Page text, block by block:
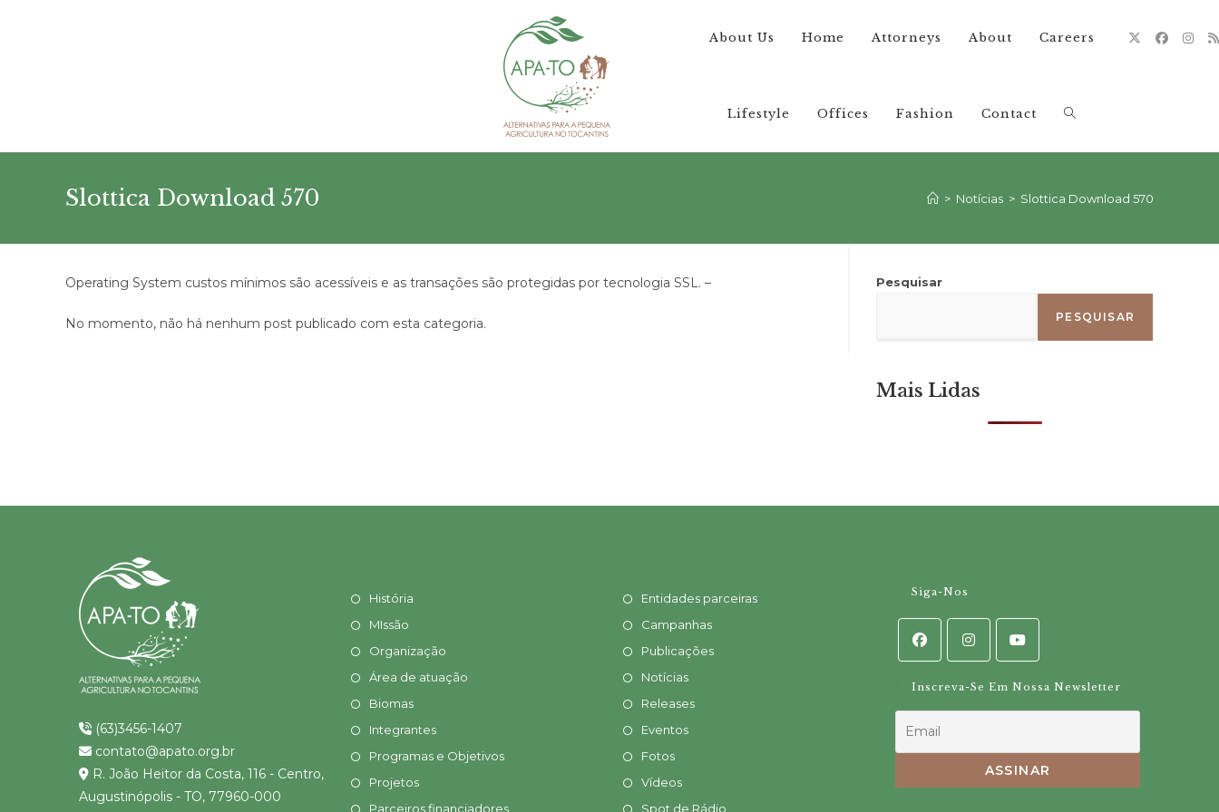
About Us Home Attorneys About Careers
Lifestyle Offices Fashion Contact Alternar
pesquisa
site
Slottica Download 570 > Notícias > Slottica Download 570
Operating System custos mínimos são acessíveis e as transações são protegidas por tecnologia SSL. –
No momento, não há nenhum post publicado com esta categoria.
Pesquisar
PESQUISAR
Mais Lidas
(63)3456-1407
contato@apato.org.br
R. João Heitor da Costa, 116 - Centro,
Augustinópolis - TO, 77960-000
História
MIssão
Organização
Área de atuação
Biomas
Integrantes
Programas e Objetivos
Projetos
Parceiros financiadores
Entidades parceiras
Campanhas
Publicações
Notícias
Releases
Eventos
Fotos
Vídeos
Spot de Rádio
Siga-Nos
Inscreva-Se Em Nossa Newsletter